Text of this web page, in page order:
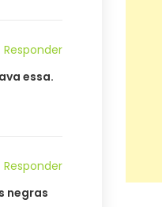
Responder
essa.
Responder
negras